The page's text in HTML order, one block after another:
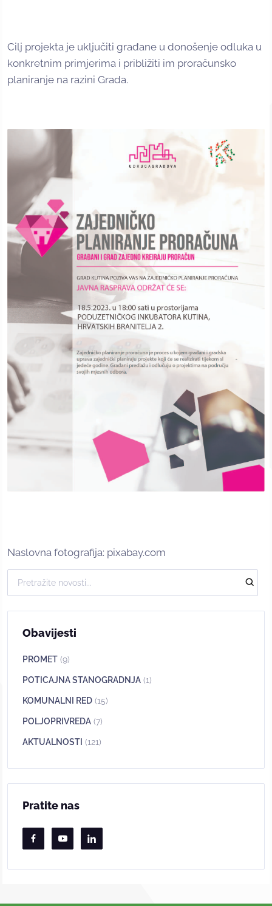
Cilj projekta je uključiti građane u donošenje odluka u
konkretnim primjerima i približiti im proračunsko
planiranje na razini Grada.
Naslovna fotografija: pixabay.com
Obavijesti
PROMET (9)
POTICAJNA STANOGRADNJA (1)
KOMUNALNI RED (15)
POLJOPRIVREDA (7)
AKTUALNOSTI (121)
Pratite nas